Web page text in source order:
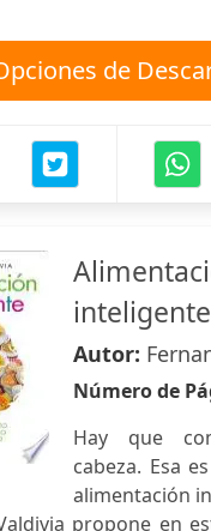
de
inteligente
Autor:
Número de
Hay que
cabeza. Esa
alimentación
propone en